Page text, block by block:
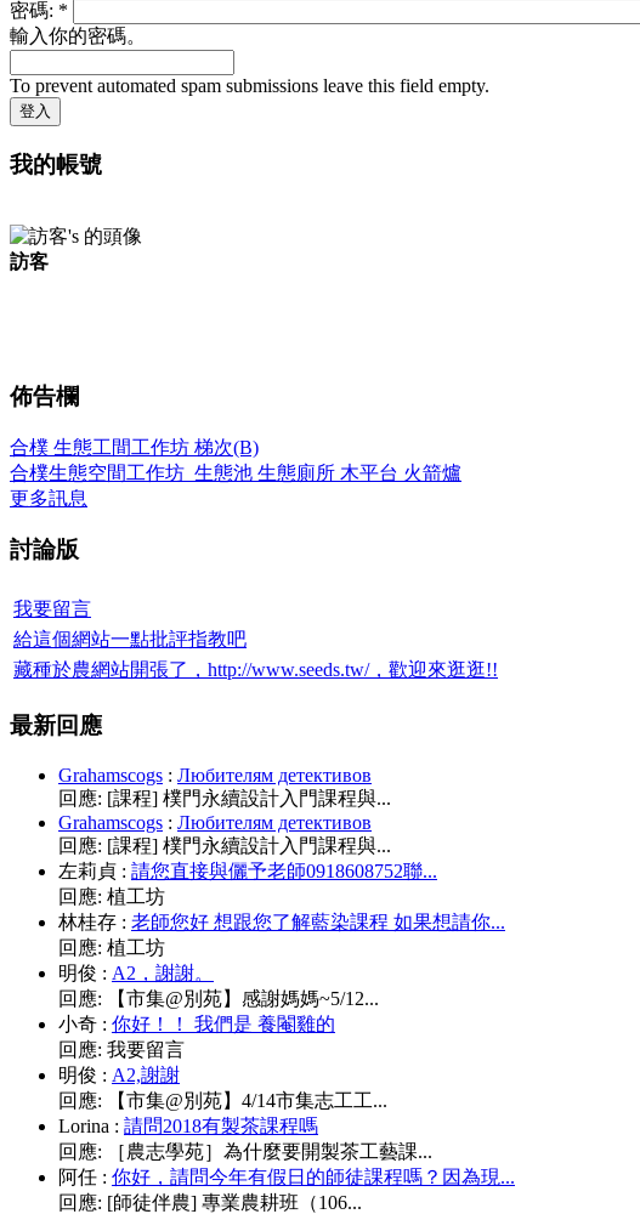
密碼: *
輸入你的密碼。
To prevent automated spam submissions leave this field empty.
我的帳號
訪客
佈告欄
合樸 生態工間工作坊 梯次(B)
合樸生態空間工作坊_生態池 生態廁所 木平台 火箭爐
更多訊息
討論版
我要留言
給這個網站一點批評指教吧
藏種於農網站開張了，http://www.seeds.tw/，歡迎來逛逛!!
最新回應
Grahamscogs : Любителям детективов
回應: [課程] 樸門永續設計入門課程與...
Grahamscogs : Любителям детективов
回應: [課程] 樸門永續設計入門課程與...
左莉貞 : 請您直接與儷予老師0918608752聯...
回應: 植工坊
林桂存 : 老師您好 想跟您了解藍染課程 如果想請你...
回應: 植工坊
明俊 : A2，謝謝。
回應:
【市集@別苑】感謝媽媽~5/12...
小奇 : 你好！！ 我們是 養閹雞的
回應: 我要留言
明俊 : A2,謝謝
回應:
【市集@別苑】4/14市集志工工...
Lorina : 請問2018有製茶課程嗎
回應:
［農志學苑］為什麼要開製茶工藝課...
阿任 : 你好，請問今年有假日的師徒課程嗎？因為現...
回應: [師徒伴農] 專業農耕班（106...